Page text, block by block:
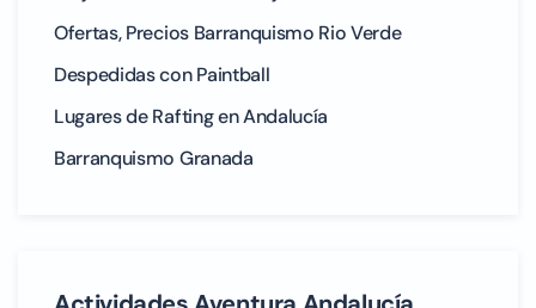
Ofertas, Precios Barranquismo Rio Verde
Despedidas con Paintball
Lugares de Rafting en Andalucía
Barranquismo Granada